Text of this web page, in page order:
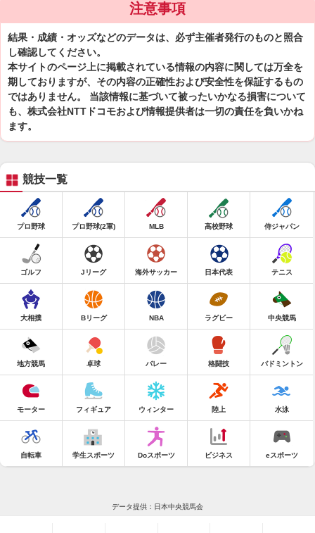
注意事項
結果・成績・オッズなどのデータは、必ず主催者発行のものと照合
し確認してください。
本サイトのページ上に掲載されている情報の内容に関しては万全を
期しておりますが、その内容の正確性および安全性を保証するもの
ではありません。 当該情報に基づいて被ったいかなる損害について
も、株式会社NTTドコモおよび情報提供者は一切の責任を負いかね
ます。
競技一覧
プロ野球 プロ野球(2軍) MLB 高校野球 侍ジャパン
ゴルフ Jリーグ 海外サッカー 日本代表 テニス
大相撲 Bリーグ NBA ラグビー 中央競馬
地方競馬 卓球 バレー 格闘技 バドミントン
モーター フィギュア ウィンター 陸上 水泳
自転車 学生スポーツ Doスポーツ ビジネス eスポーツ
データ提供：日本中央競馬会